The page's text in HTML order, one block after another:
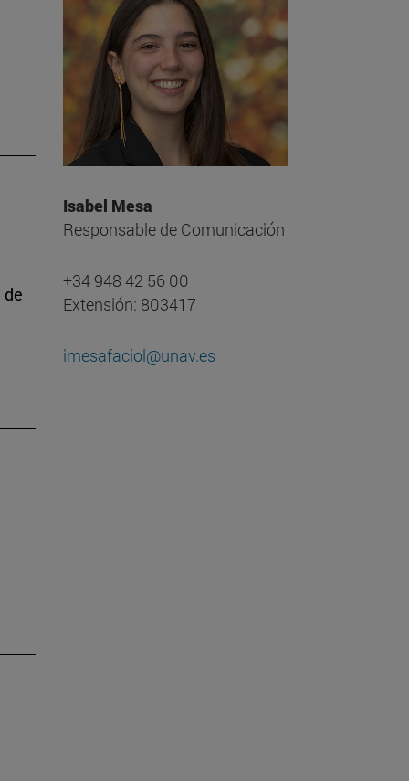
Isabel Mesa
Responsable de Comunicación
+34 948 42 56 00
Extensión: 803417
imesafaciol@unav.es